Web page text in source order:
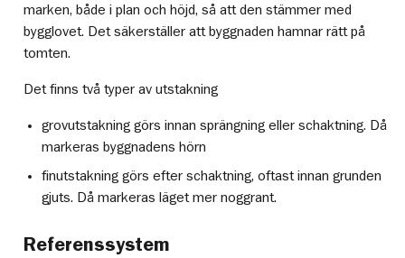
marken, både i plan och höjd, så att den stämmer med
bygglovet. Det säkerställer att byggnaden hamnar rätt på
tomten.
Det finns två typer av utstakning
grovutstakning görs innan sprängning eller schaktning. Då
markeras byggnadens hörn
finutstakning görs efter schaktning, oftast innan grunden
gjuts. Då markeras läget mer noggrant.
Referenssystem